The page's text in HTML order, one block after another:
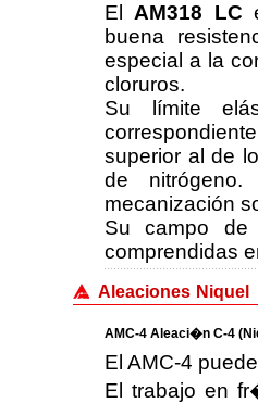
El AM318 LC
buena
especial a la
cloruros.
Su límite
superior al de
de
mecanización
Su campo de
comprendidas
Aleaciones Niquel
AMC-4 Aleaci�n C-4
El AMC-4
El trabajo en